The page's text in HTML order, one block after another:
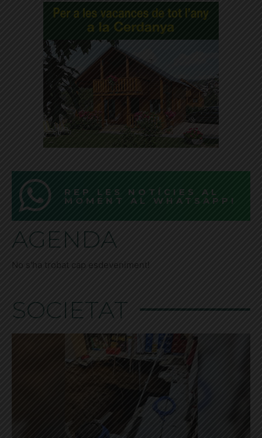
REP LES NOTÍCIES AL
MOMENT AL WHATSAPP!
AGENDA
No s'ha trobat cap esdeveniment!
SOCIETAT